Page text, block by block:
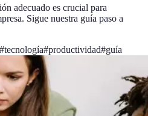
adecuado es crucial para
Sigue nuestra guía paso a
#tecnología#productividad#guía